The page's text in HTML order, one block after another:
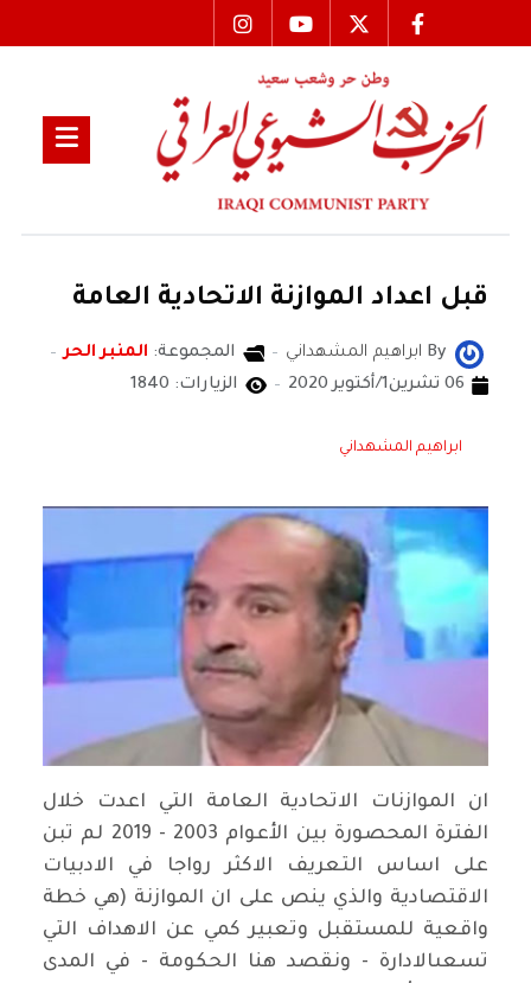
قبل اعداد الموازنة الاتحادية العامة
By ابراهيم المشهداني المجموعة: المنبر الحر
06 تشرين1/أكتوير 2020
الزيارات: 1840
ابراهيم المشهداني
ان الموازنات الاتحادية العامة التي اعدت خلال
الفترة المحصورة بين الأعوام 2003 - 2019 لم تبن
على اساس التعريف الاكثر رواجا في الادبيات
الاقتصادية والذي ينص على ان الموازنة (هي خطة
واقعية للمستقبل وتعبير كمي عن الاهداف التي
تسعىالادارة - ونقصد هنا الحكومة - في المدى